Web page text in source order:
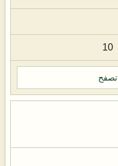
10
تصفح